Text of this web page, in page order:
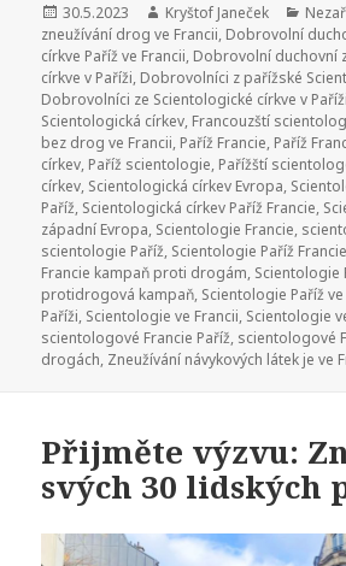
Publikováno:
30.5.2023 Autor:
Kryštof Janeček
zneužívání drog ve Francii, Dobrovolní
církve Paříž ve Francii, Dobrovolní duchovní
církve v Paříži, Dobrovolníci z pařížské
Dobrovolníci ze Scientologické církve v Paříži
Scientologická církev, Francouzští
bez drog ve Francii, Paříž Francie, Paříž
církev, Paříž scientologie, Pařížští
církev, Scientologická církev Evropa,
Paříž, Scientologická církev Paříž Francie,
západní Evropa, Scientologie Francie,
scientologie Paříž, Scientologie Paříž Francie
Francie kampaň proti drogám, Scientologie
protidrogová kampaň, Scientologie Paříž ve
Paříži, Scientologie ve Francii, Scientologie
scientologové Francie Paříž, scientologové
drogách, Zneužívání návykových látek je ve
Přijměte výzvu:
svých 30 lidských